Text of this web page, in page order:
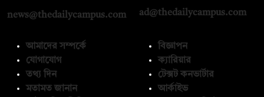
news@thedailycampus.com ad@thedailycampus.com
আমাদের সম্পর্কে
যোগাযোগ
তথ্য দিন
মতামত জানান
বিজ্ঞাপন
ক্যারিয়ার
টেক্সট কনভার্টার
আর্কাইভ